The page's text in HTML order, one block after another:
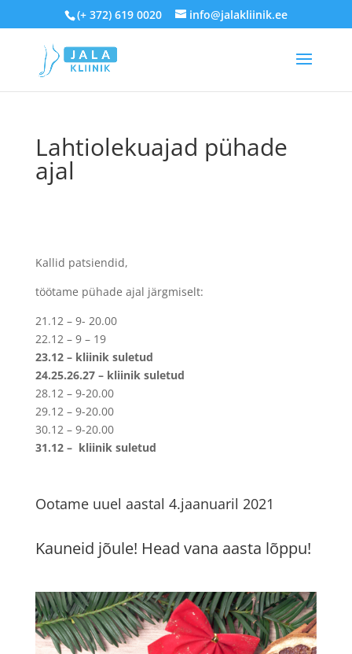
(+ 372) 619 0020 info@jalakliinik.ee
Lahtiolekuajad pühade
ajal
Kallid patsiendid,
töötame pühade ajal järgmiselt:
21.12 – 9- 20.00
22.12 – 9 – 19
23.12 – kliinik suletud
24.25.26.27 – kliinik suletud
28.12 – 9-20.00
29.12 – 9-20.00
30.12 – 9-20.00
31.12 – kliinik suletud
Ootame uuel aastal 4.jaanuaril 2021
Kauneid jõule! Head vana aasta lõppu!